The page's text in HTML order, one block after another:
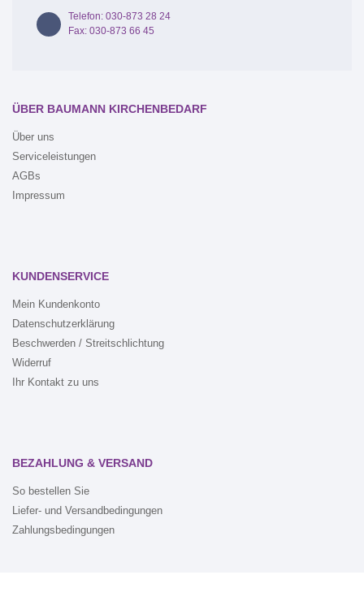
Telefon: 030-873 28 24
Fax: 030-873 66 45
ÜBER BAUMANN KIRCHENBEDARF
Über uns
Serviceleistungen
AGBs
Impressum
KUNDENSERVICE
Mein Kundenkonto
Datenschutzerklärung
Beschwerden / Streitschlichtung
Widerruf
Ihr Kontakt zu uns
BEZAHLUNG & VERSAND
So bestellen Sie
Liefer- und Versandbedingungen
Zahlungsbedingungen